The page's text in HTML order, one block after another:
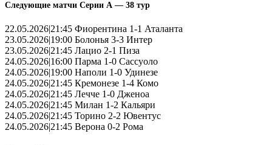
Следующие матчи Серии А — 38 тур
22.05.2026|21:45 Фиорентина 1-1 Аталанта
23.05.2026|19:00 Болонья 3-3 Интер
23.05.2026|21:45 Лацио 2-1 Пиза
24.05.2026|16:00 Парма 1-0 Сассуоло
24.05.2026|19:00 Наполи 1-0 Удинезе
24.05.2026|21:45 Кремонезе 1-4 Комо
24.05.2026|21:45 Лечче 1-0 Дженоа
24.05.2026|21:45 Милан 1-2 Кальяри
24.05.2026|21:45 Торино 2-2 Ювентус
24.05.2026|21:45 Верона 0-2 Рома